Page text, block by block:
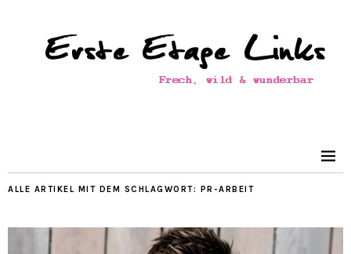
ALLE ARTIKEL MIT DEM SCHLAGWORT: PR-ARBEIT